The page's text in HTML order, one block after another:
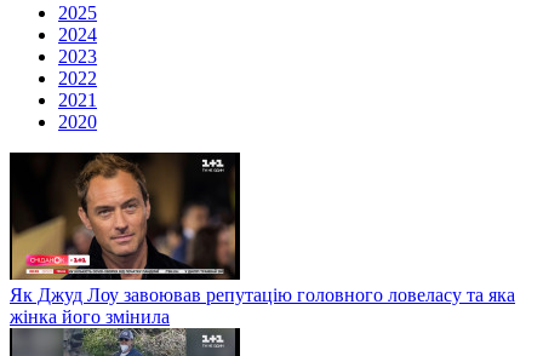
2025
2024
2023
2022
2021
2020
Як Джуд Лоу завоював репутацію головного ловеласу та яка
жінка його змінила